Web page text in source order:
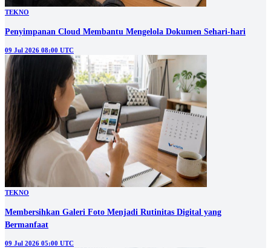
TEKNO
Penyimpanan Cloud Membantu Mengelola Dokumen Sehari-hari
09 Jul 2026 08:00 UTC
TEKNO
Membersihkan Galeri Foto Menjadi Rutinitas Digital yang
Bermanfaat
09 Jul 2026 05:00 UTC